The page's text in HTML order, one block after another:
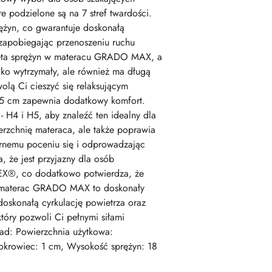
podzielone są na 7 stref twardości.
co gwarantuje doskonałą
przenoszeniu ruchu
sprężyn w materacu GRADO MAX, a
wytrzymały, ale również ma długą
Ci cieszyć się relaksującym
cm zapewnia dodatkowy komfort.
H4 i H5, aby znaleźć ten idealny dla
materaca, ale także poprawia
poceniu się i odprowadzając
że jest przyjazny dla osób
co dodatkowo potwierdza, że
GRADO MAX to doskonały
cyrkulację powietrza oraz
pozwoli Ci pełnymi siłami
Powierzchnia użytkowa:
1 cm, Wysokość sprężyn: 18